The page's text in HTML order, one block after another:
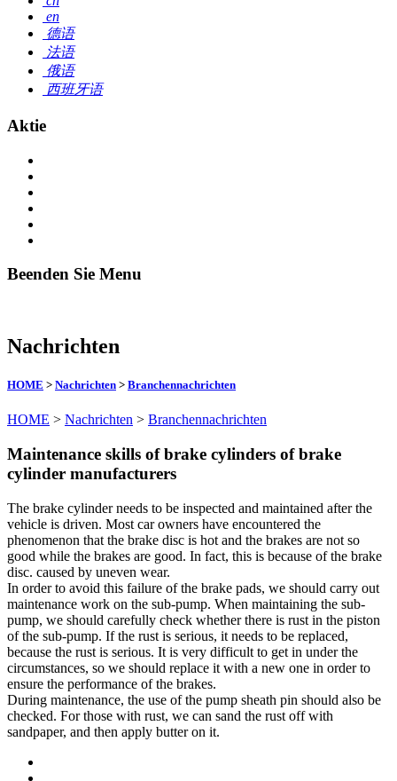
en
德语
法语
俄语
西班牙语
Aktie
Beenden Sie Menu
Nachrichten
HOME > Nachrichten > Branchennachrichten
HOME > Nachrichten > Branchennachrichten
Maintenance skills of brake cylinders of brake
cylinder manufacturers
The brake cylinder needs to be inspected and maintained after the
vehicle is driven. Most car owners have encountered the
phenomenon that the brake disc is hot and the brakes are not so
good while the brakes are good. In fact, this is because of the brake
disc. caused by uneven wear.
In order to avoid this failure of the brake pads, we should carry out
maintenance work on the sub-pump. When maintaining the sub-
pump, we should carefully check whether there is rust in the piston
of the sub-pump. If the rust is serious, it needs to be replaced,
because the rust is serious. It is very difficult to get in under the
circumstances, so we should replace it with a new one in order to
ensure the performance of the brakes.
During maintenance, the use of the pump sheath pin should also be
checked. For those with rust, we can sand the rust off with
sandpaper, and then apply butter on it.